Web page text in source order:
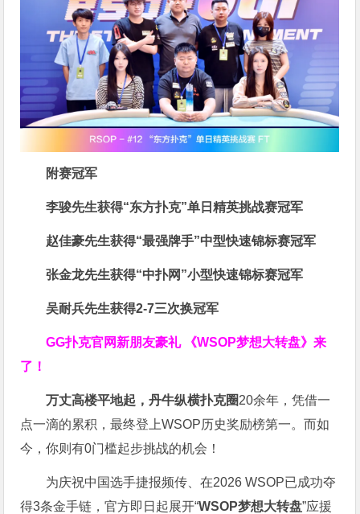
附赛冠军
李骏先生获得“东方扑克”单日精英挑战赛冠军
赵佳豪先生获得“最强牌手”中型快速锦标赛冠军
张金龙先生获得“中扑网”小型快速锦标赛冠军
吴耐兵先生获得2-7三次换冠军
GG扑克官网新朋友豪礼
《WSOP梦想大转盘》来
了！
万丈高楼平地起，丹牛纵横扑克圈20余年，凭借一
点一滴的累积，最终登上WSOP历史奖励榜第一。而如
今，你则有0门槛起步挑战的机会！
为庆祝中国选手捷报频传、在2026 WSOP已成功夺
得3条金手链，官方即日起展开“WSOP梦想大转盘”应援